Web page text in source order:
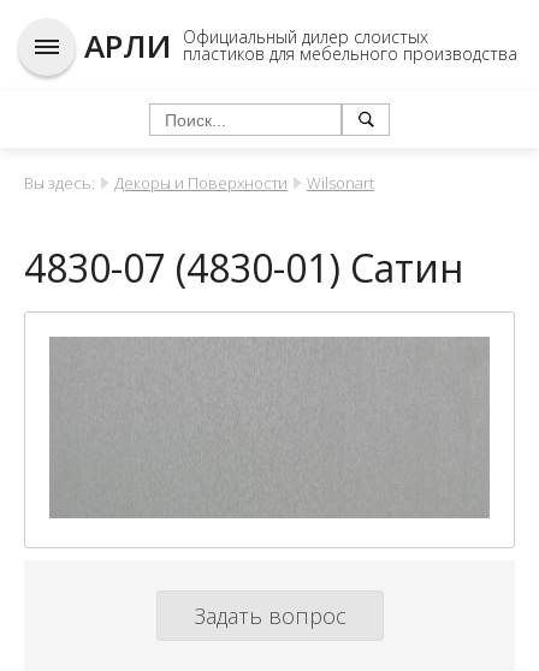
АРЛИ Официальный дилер слоистых
пластиков для мебельного производства
Вы здесь: Декоры и Поверхности Wilsonart
4830-07 (4830-01) Сатин
Задать вопрос